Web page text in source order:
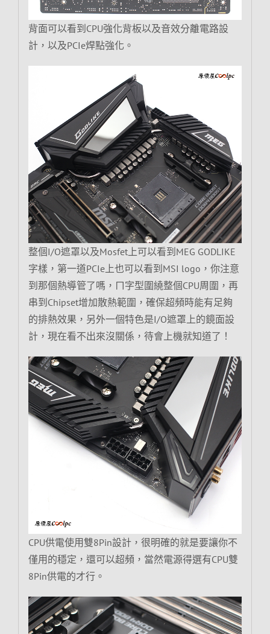
背面可以看到CPU強化背板以及音效分離電路設
計，以及PCIe焊點強化。
整個I/O遮罩以及Mosfet上可以看到MEG GODLIKE
字樣，第一道PCIe上也可以看到MSI logo，你注意
到那個熱導管了嗎，ㄇ字型圍繞整個CPU周圍，再
串到Chipset增加散熱範圍，確保超頻時能有足夠
的排熱效果，另外一個特色是I/O遮罩上的鏡面設
計，現在看不出來沒關係，待會上機就知道了！
CPU供電使用雙8Pin設計，很明確的就是要讓你不
僅用的穩定，還可以超頻，當然電源得選有CPU雙
8Pin供電的才行。